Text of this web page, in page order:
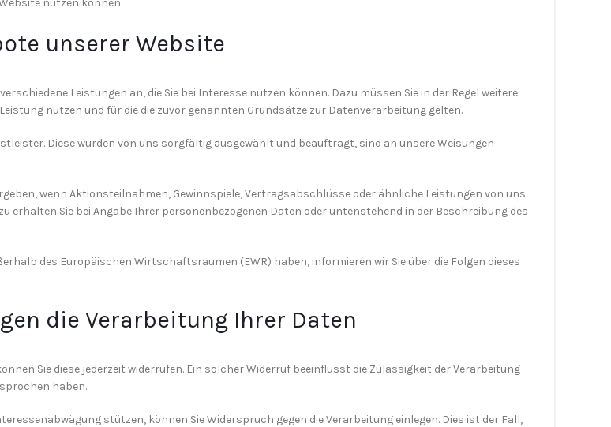
nutzen können.
unserer Website
Leistungen an, die Sie bei Interesse nutzen können. Dazu müssen Sie in der Regel weitere
nutzen und für die die zuvor genannten Grundsätze zur Datenverarbeitung gelten.
Diese wurden von uns sorgfältig ausgewählt und beauftragt, sind an unsere Weisungen
wenn Aktionsteilnahmen, Gewinnspiele, Vertragsabschlüsse oder ähnliche Leistungen von uns
Sie bei Angabe Ihrer personenbezogenen Daten oder untenstehend in der Beschreibung des
des Europäischen Wirtschaftsraumen (EWR) haben, informieren wir Sie über die Folgen dieses
die Verarbeitung Ihrer Daten
Sie diese jederzeit widerrufen. Ein solcher Widerruf beeinflusst die Zulässigkeit der Verarbeitung
haben.
stützen, können Sie Widerspruch gegen die Verarbeitung einlegen. Dies ist der Fall,